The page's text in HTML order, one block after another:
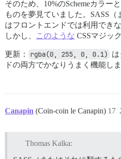
そのため、10%のSchemeカラー
ものを夢見ていました。SASS（
はフロントエンドでは利用でき
しかし、
このような CSSマジッ
更新： rgba(0, 255, 0, 0.1)
ドの両方でかなりうまく機能しま
Canapin (Coin-coin le Canapin) 17
Thomas Kalka: